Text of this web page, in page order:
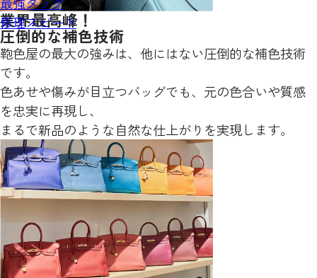
修理スピード
業界最高峰！
圧倒的な補色技術
鞄色屋の最大の強みは、他にはない圧倒的な補色技術
です。
色あせや傷みが目立つバッグでも、元の色合いや質感
を忠実に再現し、
まるで新品のような自然な仕上がりを実現します。